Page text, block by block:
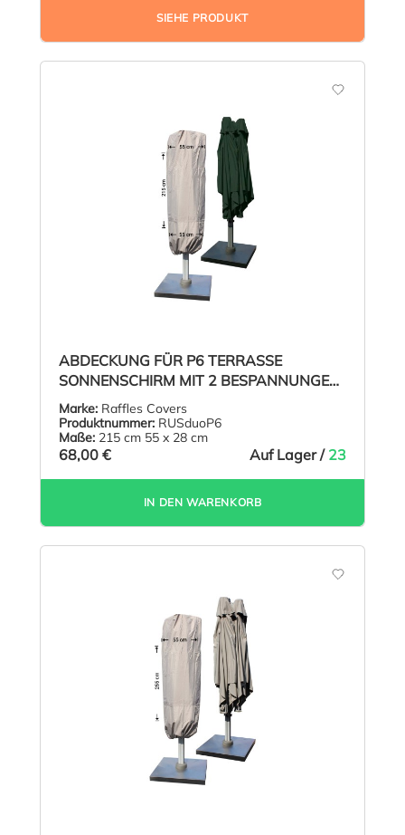
SIEHE PRODUKT
ABDECKUNG FÜR P6 TERRASSE
SONNENSCHIRM MIT 2 BESPANNUNGEN
H: 215
Marke: Raffles Covers
Produktnummer: RUSduoP6
Maße: 215 cm 55 x 28 cm
68,00 € Auf Lager / 23
IN DEN WARENKORB